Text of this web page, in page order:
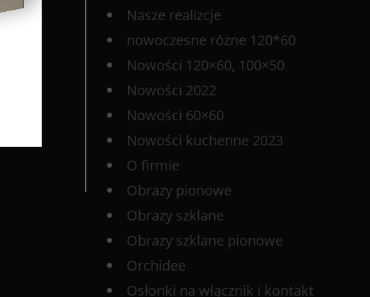
Nasze realizcje
nowoczesne różne 120*60
Nowości 120×60, 100×50
Nowości 2022
Nowości 60×60
Nowości kuchenne 2023
O firmie
Obrazy pionowe
Obrazy szklane
Obrazy szklane pionowe
Orchidee
Osłonki na włącznik i kontakt